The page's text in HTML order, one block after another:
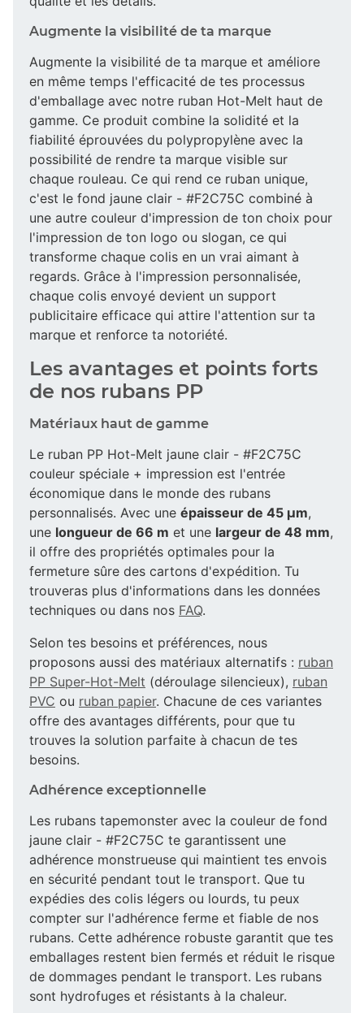
Augmente la visibilité de ta marque
Augmente la visibilité de ta marque et améliore
en même temps l'efficacité de tes processus
d'emballage avec notre ruban Hot-Melt haut de
gamme. Ce produit combine la solidité et la
fiabilité éprouvées du polypropylène avec la
possibilité de rendre ta marque visible sur
chaque rouleau. Ce qui rend ce ruban unique,
c'est le fond jaune clair - #F2C75C combiné à
une autre couleur d'impression de ton choix pour
l'impression de ton logo ou slogan, ce qui
transforme chaque colis en un vrai aimant à
regards. Grâce à l'impression personnalisée,
chaque colis envoyé devient un support
publicitaire efficace qui attire l'attention sur ta
marque et renforce ta notoriété.
Les avantages et points forts
de nos rubans PP
Matériaux haut de gamme
Le ruban PP Hot-Melt jaune clair - #F2C75C
couleur spéciale + impression est l'entrée
économique dans le monde des rubans
personnalisés. Avec une épaisseur de 45 µm,
une longueur de 66 m et une largeur de 48 mm,
il offre des propriétés optimales pour la
fermeture sûre des cartons d'expédition. Tu
trouveras plus d'informations dans les données
techniques ou dans nos FAQ.
Selon tes besoins et préférences, nous
proposons aussi des matériaux alternatifs : ruban
PP Super-Hot-Melt (déroulage silencieux), ruban
PVC ou ruban papier. Chacune de ces variantes
offre des avantages différents, pour que tu
trouves la solution parfaite à chacun de tes
besoins.
Adhérence exceptionnelle
Les rubans tapemonster avec la couleur de fond
jaune clair - #F2C75C te garantissent une
adhérence monstrueuse qui maintient tes envois
en sécurité pendant tout le transport. Que tu
expédies des colis légers ou lourds, tu peux
compter sur l'adhérence ferme et fiable de nos
rubans. Cette adhérence robuste garantit que tes
emballages restent bien fermés et réduit le risque
de dommages pendant le transport. Les rubans
sont hydrofuges et résistants à la chaleur.